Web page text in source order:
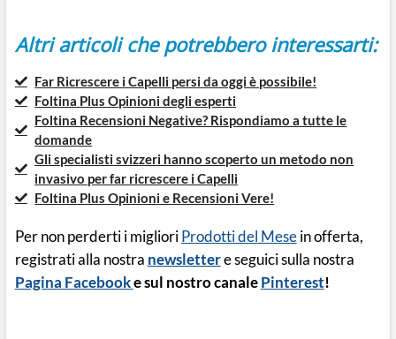
Altri articoli che potrebbero interessarti:
Far Ricrescere i Capelli persi da oggi è possibile!
Foltina Plus Opinioni degli esperti
Foltina Recensioni Negative? Rispondiamo a tutte le
domande
Gli specialisti svizzeri hanno scoperto un metodo non
invasivo per far ricrescere i Capelli
Foltina Plus Opinioni e Recensioni Vere!
Per non perderti i miglioriProdotti del Mesein offerta,
registrati alla nostra newslettere seguici sulla nostra
Pagina Facebooke sul nostro canalePinterest!